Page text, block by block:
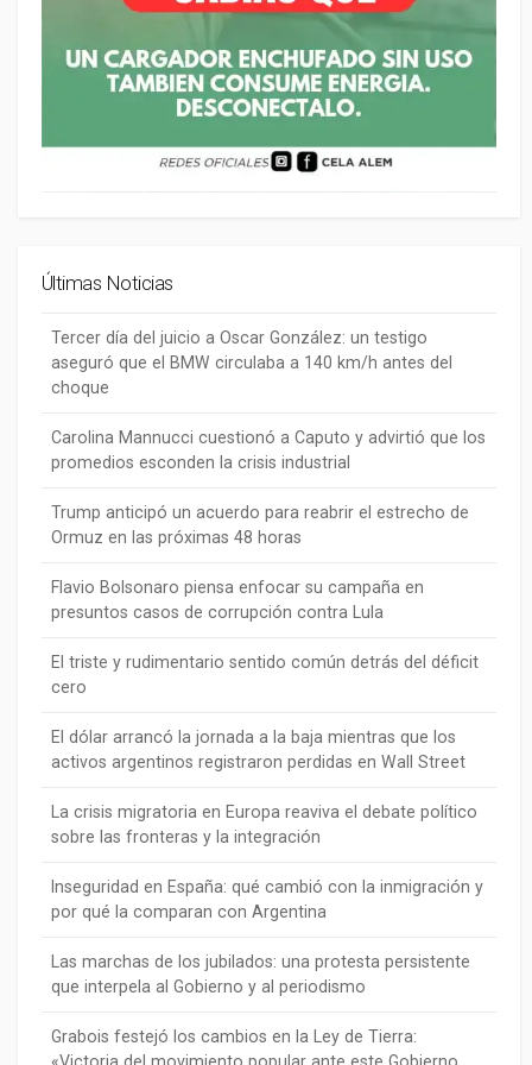
Últimas Noticias
Tercer día del juicio a Oscar González: un testigo
aseguró que el BMW circulaba a 140 km/h antes del
choque
Carolina Mannucci cuestionó a Caputo y advirtió que los
promedios esconden la crisis industrial
Trump anticipó un acuerdo para reabrir el estrecho de
Ormuz en las próximas 48 horas
Flavio Bolsonaro piensa enfocar su campaña en
presuntos casos de corrupción contra Lula
El triste y rudimentario sentido común detrás del déficit
cero
El dólar arrancó la jornada a la baja mientras que los
activos argentinos registraron perdidas en Wall Street
La crisis migratoria en Europa reaviva el debate político
sobre las fronteras y la integración
Inseguridad en España: qué cambió con la inmigración y
por qué la comparan con Argentina
Las marchas de los jubilados: una protesta persistente
que interpela al Gobierno y al periodismo
Grabois festejó los cambios en la Ley de Tierra: